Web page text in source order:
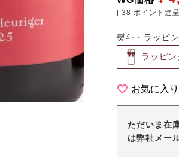
[ 38 ポイント進
熨斗・ラッピ
ラッピ
お気に入
ただいま在
は弊社メー